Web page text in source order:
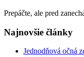
Prepáčte, ale pred
Najnovšie články
Jednodňová očná